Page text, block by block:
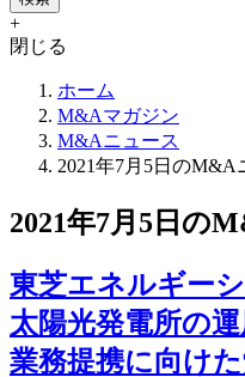
+
閉じる
ホーム
M&Aマガジン
M&Aニュース
2021年7月5日のM&A
2021年7月5日の
東芝エネルギー
太陽光発電所の
業務提携に向け